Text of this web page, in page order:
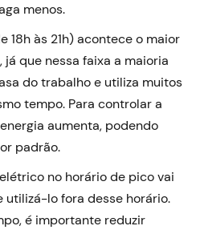
menos.
18h às 21h) acontece o maior
que nessa faixa a maioria
do trabalho e utiliza muitos
tempo. Para controlar a
aumenta, podendo
padrão.
no horário de pico vai
utilizá-lo fora desse horário.
é importante reduzir